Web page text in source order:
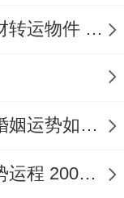
亦有偏财机
目中可能分
之又慎，严
入财务泥
1987年属兔在2026年最强招财转运物件 1987年属兔在2026年6月3日
1969年属鸡的人2026年感情婚姻运势如何 1969年属鸡的五行是属土还是属金
2000年属龙人2026年全年运势运程 2000年属什么生肖